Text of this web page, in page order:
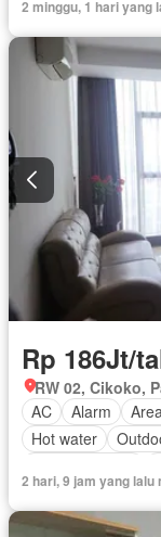
2 minggu, 1 hari yang
Rp 186Jt/
AC
Alarm
Hot water
Televisi
2 hari, 9 jam yang lalu